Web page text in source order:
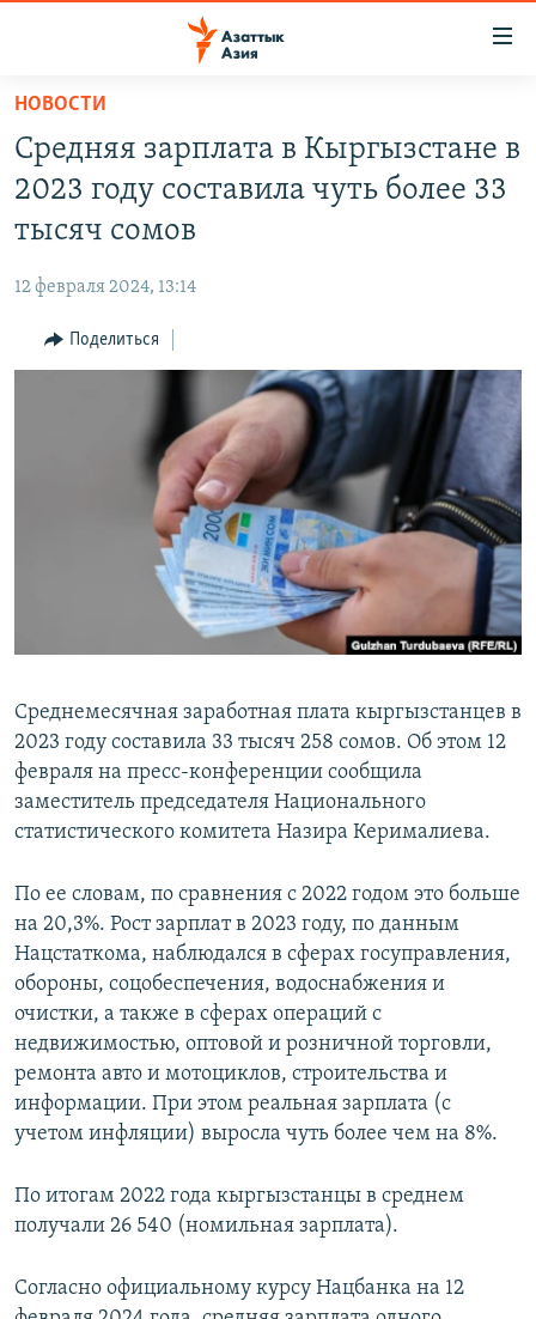
Вернуться
основному
содержанию
главной
навигации
Вернутся
ТАДЖИКИСТАН
НОВОСТИ
ВОЙНА В УКРАИНЕ
ҚАЗАҚША
КЫРГЫЗЧА
Все сайты РСЕ/РС
НОВОСТИ
Средняя зарплата в Кыргызстане в
2023 году составила чуть более 33
тысяч сомов
12 февраля 2024, 13:14
Поделиться
Среднемесячная заработная плата кыргызстанцев в
2023 году составила 33 тысяч 258 сомов. Об этом 12
февраля на пресс-конференции сообщила
заместитель председателя Национального
статистического комитета Назира Керималиева.
По ее словам, по сравнения с 2022 годом это больше
на 20,3%. Рост зарплат в 2023 году, по данным
Нацстаткома, наблюдался в сферах госуправления,
обороны, соцобеспечения, водоснабжения и
очистки, а также в сферах операций с
недвижимостью, оптовой и розничной торговли,
ремонта авто и мотоциклов, строительства и
информации. При этом реальная зарплата (с
учетом инфляции) выросла чуть более чем на 8%.
По итогам 2022 года кыргызстанцы в среднем
получали 26 540 (номильная зарплата).
Согласно официальному курсу Нацбанка на 12